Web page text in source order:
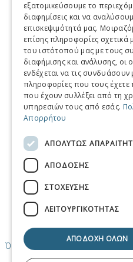
© Copyright Προορισμός
Όροι χρήσης | Πολιτική Cookies |
FRENCH
ITALIAN
GERMAN
SPANISH
CHINESE (SIMPLIFIED)
CHINESE
εξατομικεύσουμε το
διαφημίσεις και να
επισκεψιμότητά μας.
επίσης πληροφορίες σχετικά
του ιστότοπού μας με τους
διαφήμισης και ανάλυσης, οι
ενδέχεται να τις συνδυάσουν
πληροφορίες που τους έχετε
που έχουν συλλέξει από τη
υπηρεσιών τους από εσάς.
Απορρήτου
ΑΠΟΛΥΤΩΣ
ΑΠΟΔΟΣΗΣ
ΣΤΟΧΕΥΣΗΣ
ΛΕΙΤΟΥΡΓΙΚΟΤΗΤΑΣ
ΑΠΟΔΟΧΗ ΟΛΩΝ